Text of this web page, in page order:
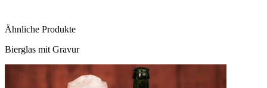
Ähnliche Produkte
Bierglas mit Gravur